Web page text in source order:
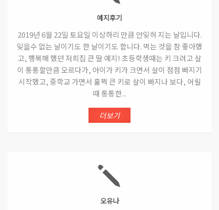
예지후기
2019년 6월 22일 토요일 이상하리 만큼 안잊혀 지는 날입니다.
잊을수 없는 날이기도 한 날이기도 합니다. 먹는 것을 참 좋아했
고, 행복해 했던 저희집 큰 딸 예지! 초등학생때는 키 크려고 살
이 통통할만큼 오르다가, 아이가 키가 크면서 살이 점점 빠지기
시작했고, 중학교 가면서 훌쩍 큰 키로 살이 빠지나 보다, 어릴
때 통통한...
더보기
오유나